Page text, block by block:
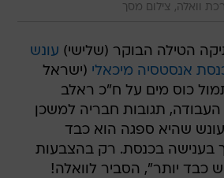
וואלה, צילום מסך
הטילה הבוקר (שלישי) עונש
אנסטסיה מיכאלי (ישראל
כוס מים על ח"כ ראלב
תגובות חבריה למשכן
שהיא ספגה הוא כבד
בענישה בכנסת. רק בהצבעות
כבד יותר", הסביר לוואלה!